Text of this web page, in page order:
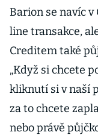
Barion se navíc
line transakce,
Creditem také
„Když si chcete
kliknutí si v naší
za to chcete
nebo právě